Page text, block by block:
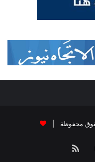
يوتيوب